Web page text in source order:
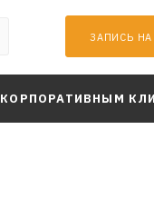
ЗАПИСЬ НА
КОРПОРАТИВНЫМ